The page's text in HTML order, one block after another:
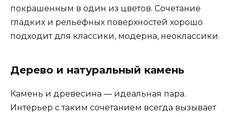
покрашенным в один из цветов. Сочетание
гладких и рельефных поверхностей хорошо
подходит для классики, модерна, неоклассики.
Дерево и натуральный камень
Камень и древесина — идеальная пара.
Интерьер с таким сочетанием всегда вызывает